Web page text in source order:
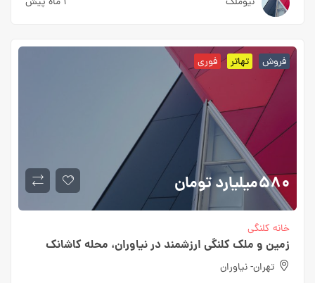
فروش تهاتر فوری
580میلیارد تومان
خانه کلنگی
زمین و ملک کلنگی ارزشمند در نیاوران، محله کاشانک
تهران- نیاوران